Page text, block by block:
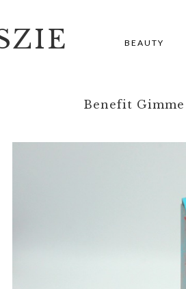
BEAUTY
Benefit